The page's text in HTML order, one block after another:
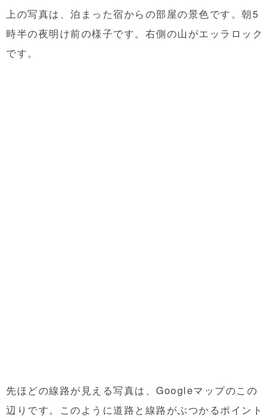
上の写真は、泊まった宿からの部屋の景色です。朝5
時半の夜明け前の様子です。右側の山がエッラロック
です。
先ほどの線路が見える写真は、Googleマップのこの
辺りです。このように道路と線路がぶつかるポイント